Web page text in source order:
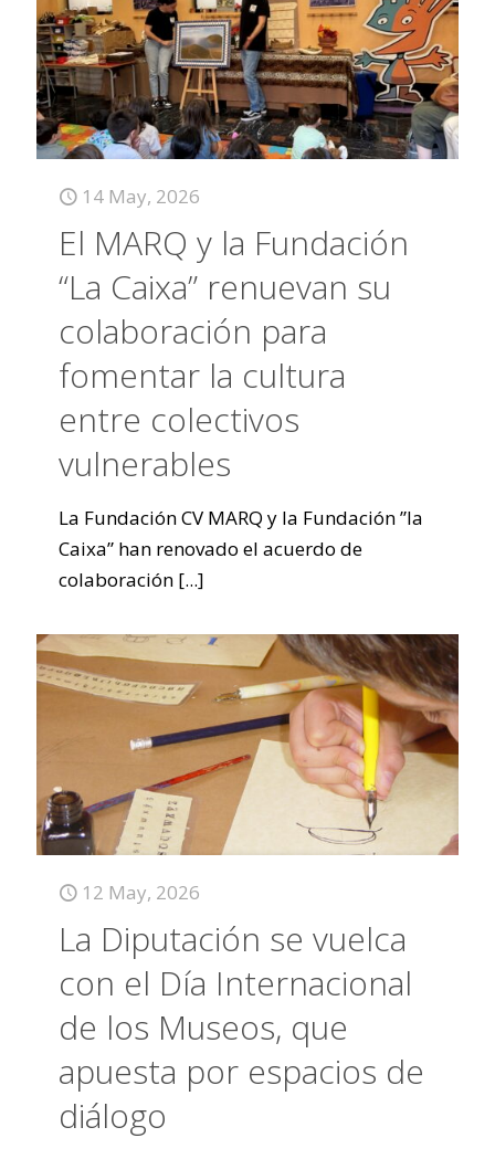
14 May, 2026
El MARQ y la Fundación
“La Caixa” renuevan su
colaboración para
fomentar la cultura
entre colectivos
vulnerables
La Fundación CV MARQ y la Fundación ”la
Caixa” han renovado el acuerdo de
colaboración [...]
12 May, 2026
La Diputación se vuelca
con el Día Internacional
de los Museos, que
apuesta por espacios de
diálogo